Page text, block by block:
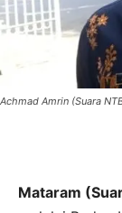
Achmad Amrin (Suara
Mataram